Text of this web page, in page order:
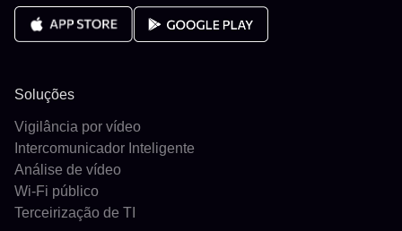
Soluções
Vigilância por vídeo
Intercomunicador Inteligente
Análise de vídeo
Wi-Fi público
Terceirização de TI